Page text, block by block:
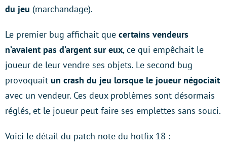
du jeu (marchandage).
Le premier bug affichait que certains vendeurs
n’avaient pas d’argent sur eux, ce qui empêchait le
joueur de leur vendre ses objets. Le second bug
provoquait un crash du jeu lorsque le joueur négociait
avec un vendeur. Ces deux problèmes sont désormais
réglés, et le joueur peut faire ses emplettes sans souci.
Voici le détail du patch note du hotfix 18 :